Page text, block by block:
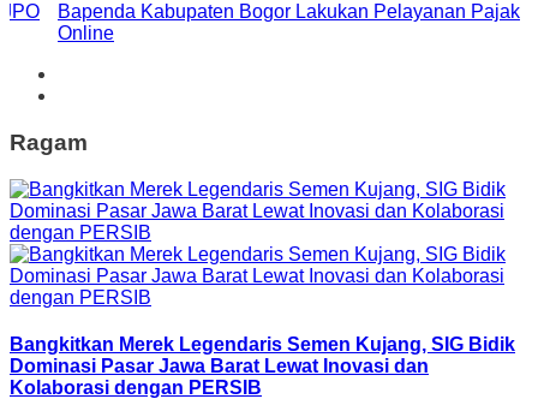
Bapenda Kabupaten Bogor Lakukan Pelayanan Pajak
Online
Ragam
Bangkitkan Merek Legendaris Semen Kujang, SIG Bidik
Dominasi Pasar Jawa Barat Lewat Inovasi dan
Kolaborasi dengan PERSIB